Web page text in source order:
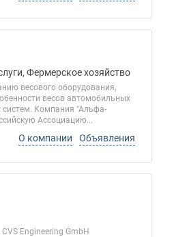
Фермерское хозяйство
весового оборудования,
весов автомобильных
систем. Компания "Альфа-
Ассоциацию...
О компании Объявления
Engineering GmbH